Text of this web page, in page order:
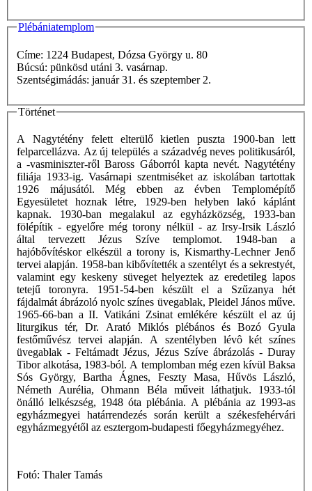
Plébániatemplom
Címe: 1224 Budapest, Dózsa György u. 80
Búcsú: pünkösd utáni 3. vasárnap.
Szentségimádás: január 31. és szeptember 2.
Történet
A Nagytétény felett elterülő kietlen puszta 1900-ban lett
felparcellázva. Az új település a századvég neves politikusáról,
a -vasminiszter-ről Baross Gáborról kapta nevét. Nagytétény
filiája 1933-ig. Vasárnapi szentmiséket az iskolában tartottak
1926 májusától. Még ebben az évben Templomépítő
Egyesületet hoznak létre, 1929-ben helyben lakó káplánt
kapnak. 1930-ban megalakul az egyházközség, 1933-ban
fölépítik - egyelőre még torony nélkül - az Irsy-Irsik László
által tervezett Jézus Szíve templomot. 1948-ban a
hajóbővítéskor elkészül a torony is, Kismarthy-Lechner Jenő
tervei alapján. 1958-ban kibővítették a szentélyt és a sekrestyét,
valamint egy keskeny süveget helyeztek az eredetileg lapos
tetejű toronyra. 1951-54-ben készült el a Szűzanya hét
fájdalmát ábrázoló nyolc színes üvegablak, Pleidel János műve.
1965-66-ban a II. Vatikáni Zsinat emlékére készült el az új
liturgikus tér, Dr. Arató Miklós plébános és Bozó Gyula
festőművész tervei alapján. A szentélyben lévô két színes
üvegablak - Feltámadt Jézus, Jézus Szíve ábrázolás - Duray
Tibor alkotása, 1983-ból. A templomban még ezen kívül Baksa
Sós György, Bartha Ágnes, Feszty Masa, Hűvös László,
Németh Aurélia, Ohmann Béla műveit láthatjuk. 1933-tól
önálló lelkészség, 1948 óta plébánia. A plébánia az 1993-as
egyházmegyei határrendezés során került a székesfehérvári
egyházmegyétől az esztergom-budapesti főegyházmegyéhez.
Fotó: Thaler Tamás